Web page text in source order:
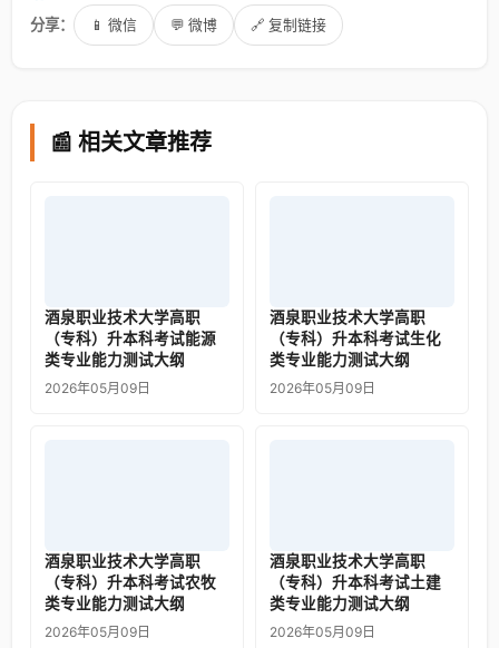
分享：
📱 微信 💬 微博 🔗 复制链接
📰 相关文章推荐
酒泉职业技术大学高职
（专科）升本科考试能源
类专业能力测试大纲
2026年05月09日
酒泉职业技术大学高职
（专科）升本科考试生化
类专业能力测试大纲
2026年05月09日
酒泉职业技术大学高职
（专科）升本科考试农牧
类专业能力测试大纲
2026年05月09日
酒泉职业技术大学高职
（专科）升本科考试土建
类专业能力测试大纲
2026年05月09日